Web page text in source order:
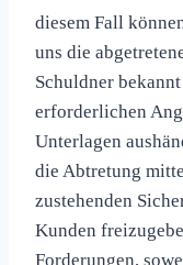
diesem Fall
uns die
Schuldner
erforderlichen
Unterlagen
die Abtretung
zustehenden
Kunden
Forderungen,